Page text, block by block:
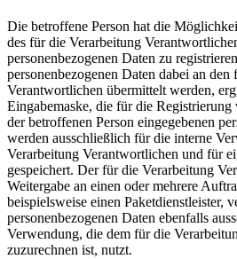
Die betroffene Person hat die
des für die Verarbeitung
personenbezogenen Daten zu
personenbezogenen Daten dabei an
Verantwortlichen übermittelt werden,
Eingabemaske, die für die
der betroffenen Person eingegebenen
werden ausschließlich für die interne
Verarbeitung Verantwortlichen und für
gespeichert. Der für die Verarbeitung
Weitergabe an einen oder mehrere
beispielsweise einen Paketdienstleister,
personenbezogenen Daten ebenfalls
Verwendung, die dem für die
zuzurechnen ist, nutzt.